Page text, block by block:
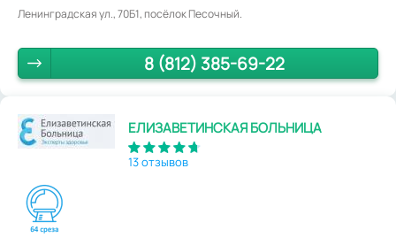
Ленинградская ул., 70Б1, посёлок Песочный.
8 (812) 385-69-22
ЕЛИЗАВЕТИНСКАЯ БОЛЬНИЦА
13 отзывов